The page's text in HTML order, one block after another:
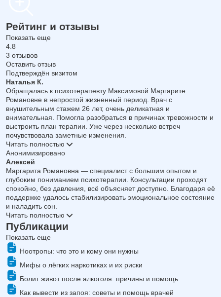
Рейтинг и отзывы
Показать еще
4.8
3 отзывов
Оставить отзыв
Подтверждён визитом
Наталья К.
Обращалась к психотерапевту Максимовой Маргарите
Романовне в непростой жизненный период. Врач с
внушительным стажем 26 лет, очень деликатная и
внимательная. Помогла разобраться в причинах тревожности и
выстроить план терапии. Уже через несколько встреч
почувствовала заметные изменения.
Читать полностью
Анонимизировано
Алексей
Маргарита Романовна — специалист с большим опытом и
глубоким пониманием психотерапии. Консультации проходят
спокойно, без давления, всё объясняет доступно. Благодаря её
поддержке удалось стабилизировать эмоциональное состояние
и наладить сон.
Читать полностью
Публикации
Показать еще
Ноотропы: что это и кому они нужны
Мифы о лёгких наркотиках и их риски
Болит живот после алкоголя: причины и помощь
Как вывести из запоя: советы и помощь врачей